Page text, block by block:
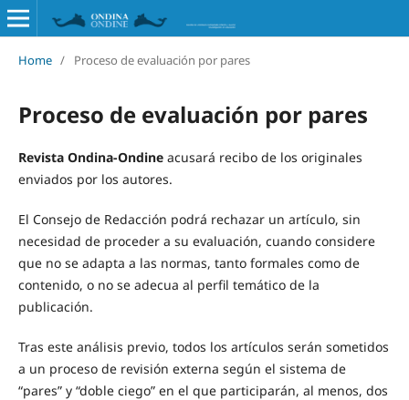
Home / Proceso de evaluación por pares
Proceso de evaluación por pares
Revista Ondina-Ondineacusará recibo de los originales
enviados por los autores.
El Consejo de Redacción podrá rechazar un artículo, sin
necesidad de proceder a su evaluación, cuando considere
que no se adapta a las normas, tanto formales como de
contenido, o no se adecua al perfil temático de la
publicación.
Tras este análisis previo, todos los artículos serán sometidos
a un proceso de revisión externa según el sistema de
“pares” y “doble ciego” en el que participarán, al menos, dos